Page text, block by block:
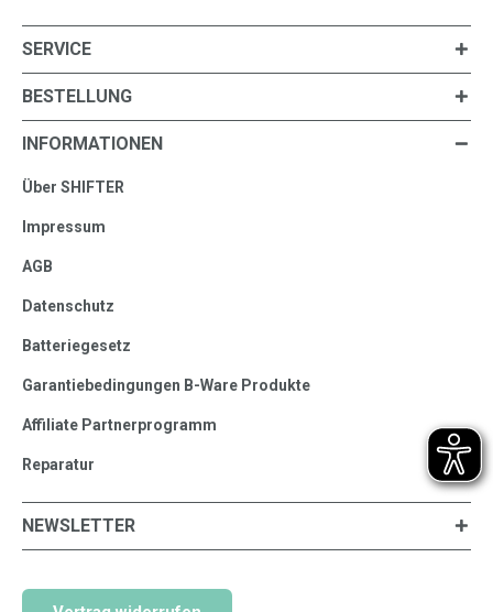
SERVICE
BESTELLUNG
INFORMATIONEN
Über SHIFTER
Impressum
AGB
Datenschutz
Batteriegesetz
Garantiebedingungen B-Ware Produkte
Affiliate Partnerprogramm
Reparatur
NEWSLETTER